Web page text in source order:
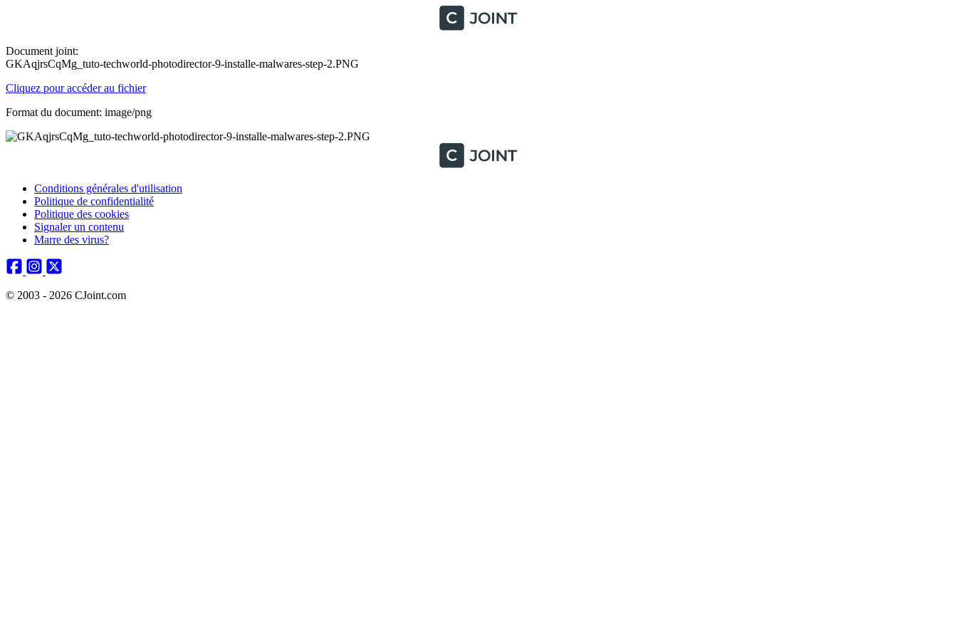
Document joint:
GKAqjrsCqMg_tuto-techworld-photodirector-9-installe-malwares-step-2.PNG
Cliquez pour accéder au fichier
Format du document: image/png
Conditions générales d'utilisation
Politique de confidentialité
Politique des cookies
Signaler un contenu
Marre des virus?
© 2003 - 2026 CJoint.com